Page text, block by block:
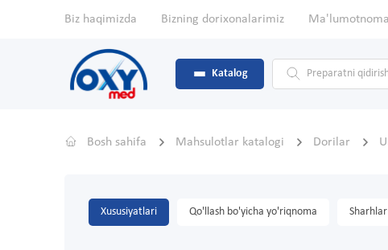
Biz haqimizda Bizning dorixonalarimiz
Katalog
Bosh sahifa Mahsulotlar katalogi Dorilar
Xususiyatlari Qo'llash bo'yicha yo'riqnoma Sharhlar